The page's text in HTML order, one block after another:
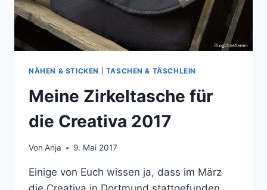
NÄHEN & STICKEN TASCHEN & TÄSCHLEIN
Meine Zirkeltasche für
die Creativa 2017
Von Anja 9. Mai 2017
Einige von Euch wissen ja, dass im März